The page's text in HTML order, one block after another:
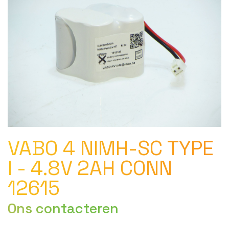
VABO 4 NIMH-SC TYPE
I - 4.8V 2AH CONN
12615
Ons contacteren